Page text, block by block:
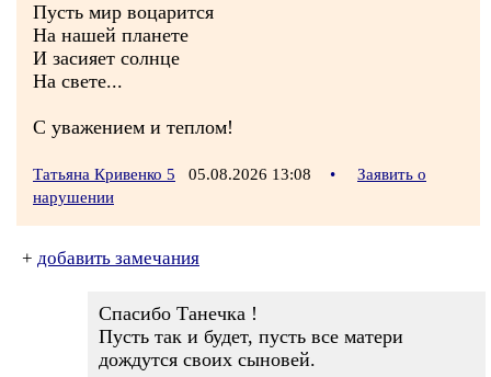
Пусть мир воцарится
На нашей планете
И засияет солнце
На свете...
С уважением и теплом!
Татьяна Кривенко 5 05.08.2026 13:08 •
Заявить о
нарушении
+ добавить замечания
Спасибо Танечка !
Пусть так и будет, пусть все матери
дождутся своих сыновей.